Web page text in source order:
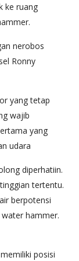
ke ruang
nerobos
Ronny
yang tetap
wajib
yang
udara
diperhatiin.
tertentu.
berpotensi
hammer.
posisi